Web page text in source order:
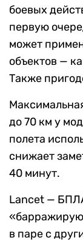
боевых
первую
может
объектов —
Также
до 70 км у
полета
снижает
40 минут.
Lancet —
в паре с